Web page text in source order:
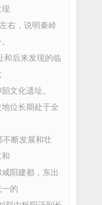
现
右，说明秦岭
和后来发现的临
文化遗址。
位长期处于全
断发展和壮
阳建都，东出
的